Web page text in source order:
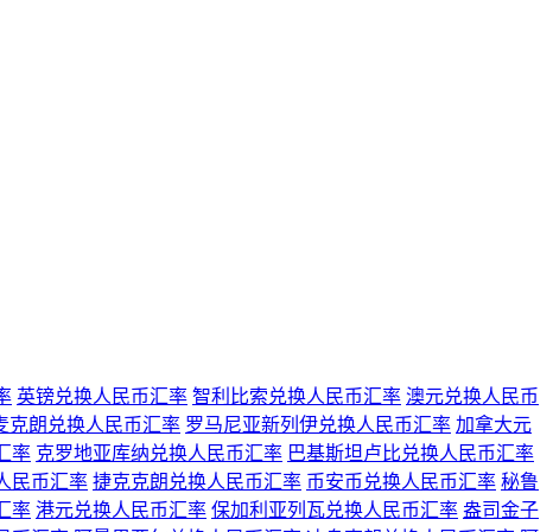
英镑兑换人民币汇率 智利比索兑换人民币汇率 澳元兑换人民币
克朗兑换人民币汇率 罗马尼亚新列伊兑换人民币汇率 加拿大元
率 克罗地亚库纳兑换人民币汇率 巴基斯坦卢比兑换人民币汇率
民币汇率 捷克克朗兑换人民币汇率 币安币兑换人民币汇率 秘鲁
率 港元兑换人民币汇率 保加利亚列瓦兑换人民币汇率 盎司金子